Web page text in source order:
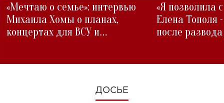
«Мечтаю о семье»: интервью
Михаила Хомы о планах,
концертах для ВСУ и
«Я позволила
Елена Тополя
после развода
ДОСЬЕ